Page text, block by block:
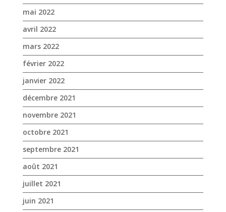
mai 2022
avril 2022
mars 2022
février 2022
janvier 2022
décembre 2021
novembre 2021
octobre 2021
septembre 2021
août 2021
juillet 2021
juin 2021